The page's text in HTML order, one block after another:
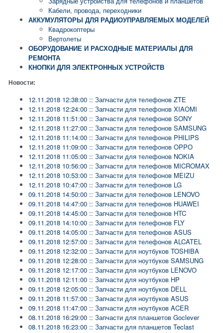
Кабели, провода, переходники
АККУМУЛЯТОРЫ ДЛЯ РАДИОУПРАВЛЯЕМЫХ МОДЕЛЕЙ
Квадрокоптеры
Вертолеты
ОБОРУДОВАНИЕ И РАСХОДНЫЕ МАТЕРИАЛЫ ДЛЯ
РЕМОНТА
КНОПКИ ДЛЯ ЭЛЕКТРОННЫХ УСТРОЙСТВ
Новости:
12.11.2018 12:38:00 :: Запчасти для телефонов ZTE
12.11.2018 12:24:00 :: Запчасти для телефонов XIAOMI
12.11.2018 11:51:00 :: Запчасти для телефонов SONY
12.11.2018 11:27:00 :: Запчасти для телефонов SAMSUNG
12.11.2018 11:14:00 :: Запчасти для телефонов PHILIPS
12.11.2018 11:09:00 :: Запчасти для телефонов OPPO
12.11.2018 11:05:00 :: Запчасти для телефонов NOKIA
12.11.2018 10:56:00 :: Запчасти для телефонов MICROMAX
12.11.2018 10:53:00 :: Запчасти для телефонов MEIZU
12.11.2018 10:47:00 :: Запчасти для телефонов LG
09.11.2018 14:50:00 :: Запчасти для телефонов LENOVO
09.11.2018 14:47:00 :: Запчасти для телефонов HUAWEI
09.11.2018 14:45:00 :: Запчасти для телефонов HTC
09.11.2018 14:10:00 :: Запчасти для телефонов FLY
09.11.2018 14:05:00 :: Запчасти для телефонов ASUS
09.11.2018 12:57:00 :: Запчасти для телефонов ALCATEL
09.11.2018 12:32:00 :: Запчасти для ноутбуков TOSHIBA
09.11.2018 12:28:00 :: Запчасти для ноутбуков SAMSUNG
09.11.2018 12:17:00 :: Запчасти для ноутбуков LENOVO
09.11.2018 12:11:00 :: Запчасти для ноутбуков HP
09.11.2018 12:05:00 :: Запчасти для ноутбуков DELL
09.11.2018 11:57:00 :: Запчасти для ноутбуков ASUS
09.11.2018 11:47:00 :: Запчасти для ноутбуков ACER
08.11.2018 16:29:00 :: Запчасти для планшетов Goclever
08.11.2018 16:23:00 :: Запчасти для планшетов Teclast